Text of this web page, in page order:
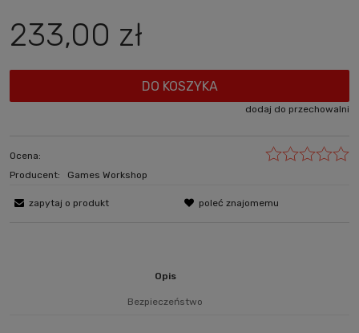
233,00 zł
DO KOSZYKA
dodaj do przechowalni
Ocena:
Producent:
Games Workshop
zapytaj o produkt poleć znajomemu
Opis
Bezpieczeństwo